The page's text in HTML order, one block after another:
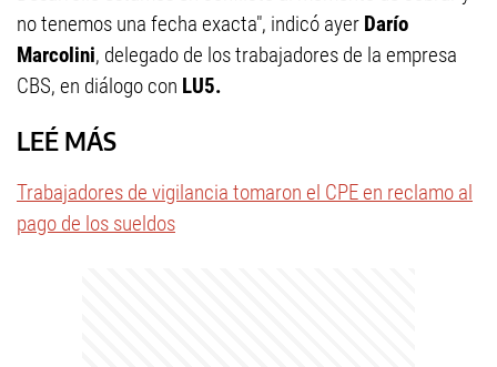
no tenemos una fecha exacta", indicó ayer Darío
Marcolini, delegado de los trabajadores de la empresa
CBS, en diálogo con LU5.
LEÉ MÁS
Trabajadores de vigilancia tomaron el CPE en reclamo al
pago de los sueldos